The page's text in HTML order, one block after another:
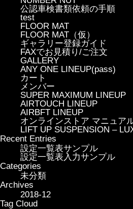
公認車検書類依頼の手順
test
FLOOR MAT
FLOOR MAT（仮）
ギャラリー登録ガイド
FAXでお見積り/ご注文
GALLERY
ANY ONE LINEUP(pass)
カート
メンバー
SUPER MAXIMUM LINEUP
AIRTOUCH LINEUP
AIRBFT LINEUP
オンラインストア マニュア
LIFT UP SUSPENSION –
Recent Entries
設定一覧表サンプル
設定一覧表入力サンプル
Categories
未分類
Archives
2018-12
Tag Cloud